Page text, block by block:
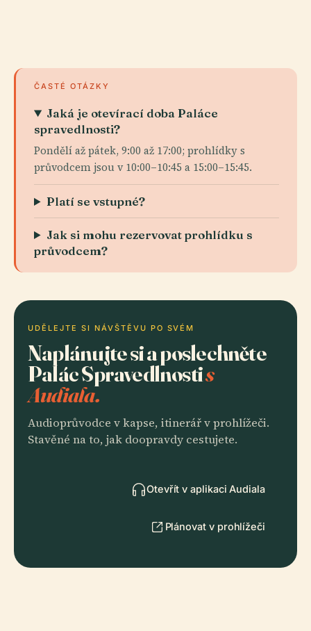
ČASTÉ OTÁZKY
Jaká je otevírací doba Paláce
spravedlnosti?
Pondělí až pátek, 9:00 až 17:00; prohlídky s
průvodcem jsou v 10:00–10:45 a 15:00–15:45.
Platí se vstupné?
Jak si mohu rezervovat prohlídku s
průvodcem?
UDĚLEJTE SI NÁVŠTĚVU PO SVÉM
Naplánujte si a poslechněte
Palác Spravedlnostis
Audiala.
Audioprůvodce v kapse, itinerář v prohlížeči.
Stavěné na to, jak doopravdy cestujete.
Otevřít v aplikaci Audiala
Plánovat v prohlížeči